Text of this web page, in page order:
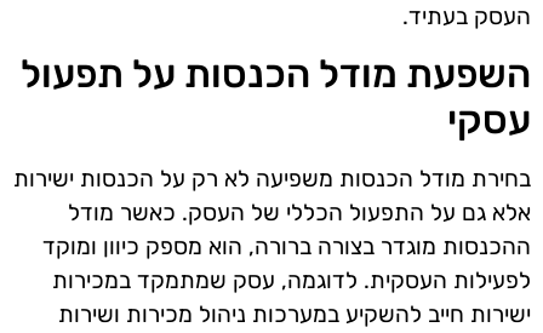
העסק בעתיד.
השפעת מודל הכנסות על תפעול
עסקי
בחירת מודל הכנסות משפיעה לא רק על הכנסות ישירות
אלא גם על התפעול הכללי של העסק. כאשר מודל
ההכנסות מוגדר בצורה ברורה, הוא מספק כיוון ומוקד
לפעילות העסקית. לדוגמה, עסק שמתמקד במכירות
ישירות חייב להשקיע במערכות ניהול מכירות ושירות